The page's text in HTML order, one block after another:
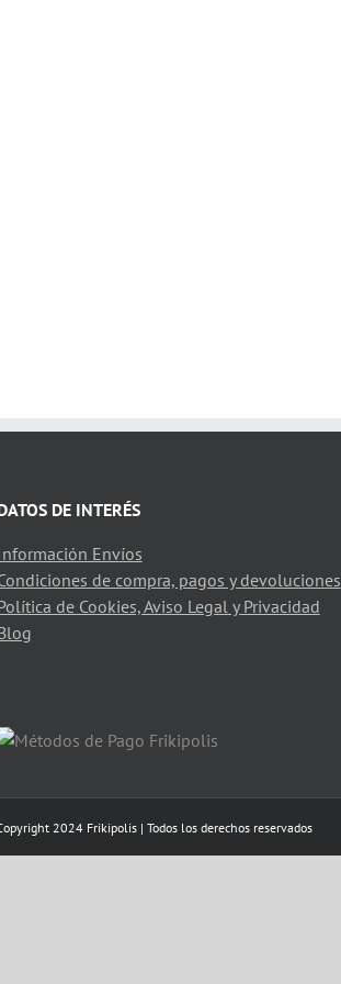
DE INTERÉS
Envíos
de compra, pagos y devoluciones
de Cookies, Aviso Legal y Privacidad
2024 Frikipolis | Todos los derechos reservados